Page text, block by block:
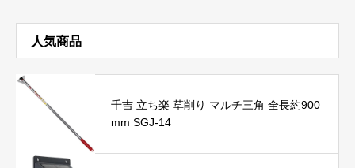
シュ：黒)
人気商品
千吉 立ち楽 草削り マルチ三角 全長約900
mm SGJ-14